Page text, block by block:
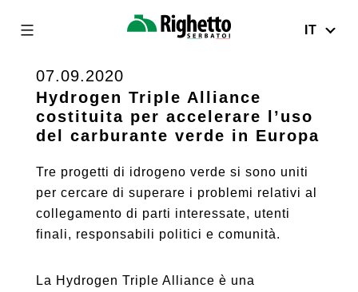
content
Righetto
IT
07.09.2020
Hydrogen Triple Alliance
costituita per accelerare l’uso
del carburante verde in Europa
Tre progetti di idrogeno verde si sono uniti
per cercare di superare i problemi relativi al
collegamento di parti interessate, utenti
finali, responsabili politici e comunità.
La Hydrogen Triple Alliance è una